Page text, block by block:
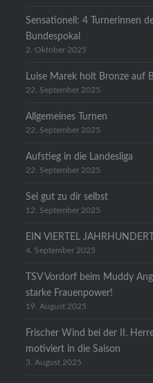
Sensationell: 4 Turnerinnen
Bundespokal
2. Oktober 2025
Luise Marek holt Bronze auf
22. September 2025
Allgemeines Turnen
22. September 2025
Aufstieg in die Landesliga
22. September 2025
Sei gut zu dir selbst
12. September 2025
EIN VIERTEL
4. September 2025
TSV Vordorf beim Muddy
starke Frauenpower!
19. August 2025
Frischer Wind bei der II.
motiviert in die Saison
3. August 2025